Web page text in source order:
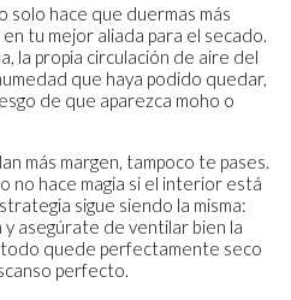
solo hace que duermas más
tu mejor aliada para el secado.
la propia circulación de aire del
que haya podido quedar,
de que aparezca moho o
más margen, tampoco te pases.
no hace magia si el interior está
sigue siendo la misma:
asegúrate de ventilar bien la
quede perfectamente seco
perfecto.